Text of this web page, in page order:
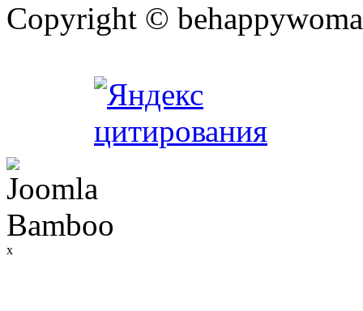
Copyright ©
x